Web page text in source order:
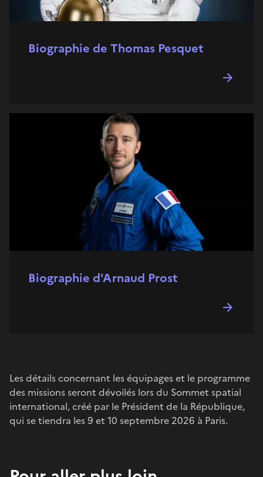
Biographie de Thomas Pesquet
Biographie d'Arnaud Prost
Les détails concernant les équipages et le programme
des missions seront dévoilés lors du Sommet spatial
international, créé par le Président de la République,
qui se tiendra les 9 et 10 septembre 2026 à Paris.